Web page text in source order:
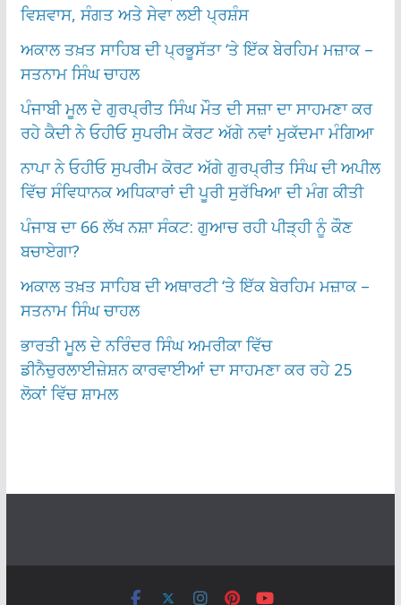
ਵਿਸ਼ਵਾਸ, ਸੰਗਤ ਅਤੇ ਸੇਵਾ ਲਈ ਪ੍ਰਸ਼ੰਸ
ਅਕਾਲ ਤਖ਼ਤ ਸਾਹਿਬ ਦੀ ਪ੍ਰਭੂਸੱਤਾ ‘ਤੇ ਇੱਕ ਬੇਰਹਿਮ ਮਜ਼ਾਕ –
ਸਤਨਾਮ ਸਿੰਘ ਚਾਹਲ
ਪੰਜਾਬੀ ਮੂਲ ਦੇ ਗੁਰਪ੍ਰੀਤ ਸਿੰਘ ਮੌਤ ਦੀ ਸਜ਼ਾ ਦਾ ਸਾਹਮਣਾ ਕਰ
ਰਹੇ ਕੈਦੀ ਨੇ ਓਹੀਓ ਸੁਪਰੀਮ ਕੋਰਟ ਅੱਗੇ ਨਵਾਂ ਮੁਕੱਦਮਾ ਮੰਗਿਆ
ਨਾਪਾ ਨੇ ਓਹੀਓ ਸੁਪਰੀਮ ਕੋਰਟ ਅੱਗੇ ਗੁਰਪ੍ਰੀਤ ਸਿੰਘ ਦੀ ਅਪੀਲ
ਵਿੱਚ ਸੰਵਿਧਾਨਕ ਅਧਿਕਾਰਾਂ ਦੀ ਪੂਰੀ ਸੁਰੱਖਿਆ ਦੀ ਮੰਗ ਕੀਤੀ
ਪੰਜਾਬ ਦਾ 66 ਲੱਖ ਨਸ਼ਾ ਸੰਕਟ: ਗੁਆਚ ਰਹੀ ਪੀੜ੍ਹੀ ਨੂੰ ਕੌਣ
ਬਚਾਏਗਾ?
ਅਕਾਲ ਤਖ਼ਤ ਸਾਹਿਬ ਦੀ ਅਥਾਰਟੀ ‘ਤੇ ਇੱਕ ਬੇਰਹਿਮ ਮਜ਼ਾਕ –
ਸਤਨਾਮ ਸਿੰਘ ਚਾਹਲ
ਭਾਰਤੀ ਮੂਲ ਦੇ ਨਰਿੰਦਰ ਸਿੰਘ ਅਮਰੀਕਾ ਵਿੱਚ
ਡੀਨੈਚੁਰਲਾਈਜ਼ੇਸ਼ਨ ਕਾਰਵਾਈਆਂ ਦਾ ਸਾਹਮਣਾ ਕਰ ਰਹੇ 25
ਲੋਕਾਂ ਵਿੱਚ ਸ਼ਾਮਲ